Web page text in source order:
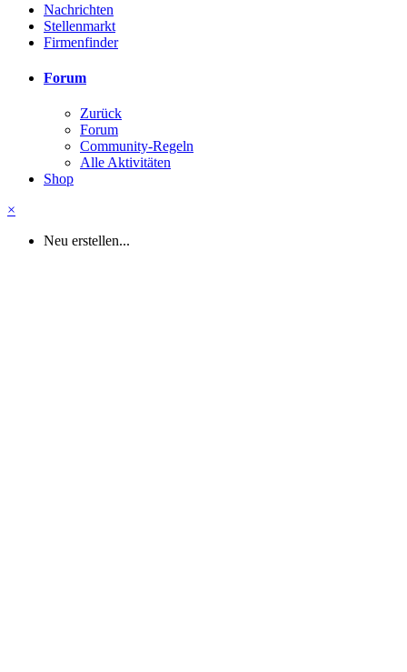
Nachrichten
Stellenmarkt
Firmenfinder
Forum
Zurück
Forum
Community-Regeln
Alle Aktivitäten
Shop
×
Neu erstellen...